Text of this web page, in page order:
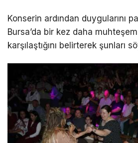
Konserin ardından duygularını
Bursa’da bir kez daha
karşılaştığını belirterek şunları